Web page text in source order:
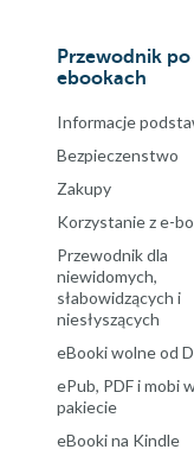
Przewodnik po
ebookach
Informacje
Bezpieczenstwo
Zakupy
Korzystanie z e-
Przewodnik dla
niewidomych,
słabowidzących i
niesłyszących
eBooki wolne od
ePub, PDF i mobi
pakiecie
eBooki na Kindle